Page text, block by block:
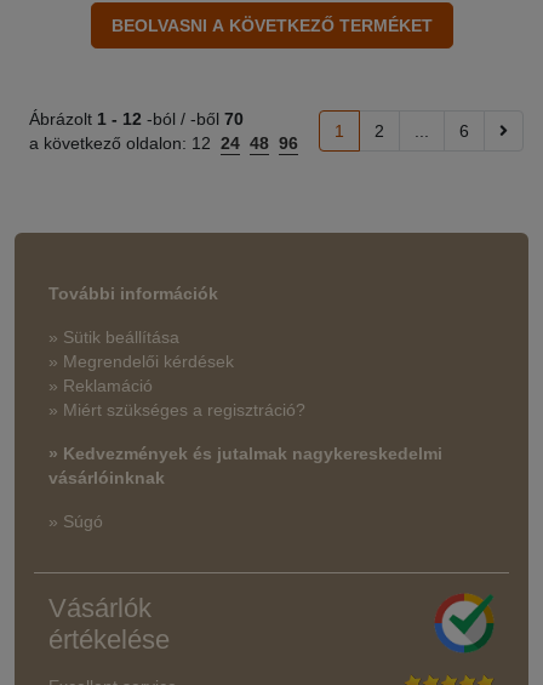
Ábrázolt 1 - 12 -ból / -ből 70
a következő oldalon: 12 24 48 96
1 2 6
További információk
» Sütik beállítása
» Megrendelői kérdések
» Reklamáció
» Miért szükséges a regisztráció?
» Kedvezmények és jutalmak nagykereskedelmi
vásárlóinknak
» Súgó
Vásárlók
értékelése